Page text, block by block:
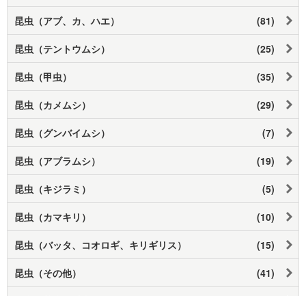
昆虫（アブ、カ、ハエ） (81)
昆虫（テントウムシ） (25)
昆虫（甲虫） (35)
昆虫（カメムシ） (29)
昆虫（グンバイムシ） (7)
昆虫（アブラムシ） (19)
昆虫（キジラミ） (5)
昆虫（カマキリ） (10)
昆虫（バッタ、コオロギ、キリギリス） (15)
昆虫（その他） (41)